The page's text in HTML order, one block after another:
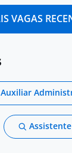
VAGAS
Auxiliar